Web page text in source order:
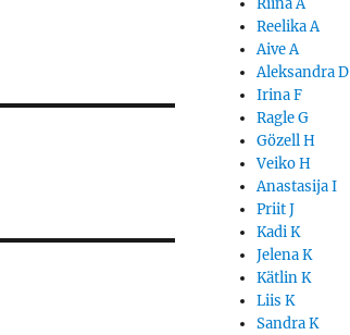
Riina A
Reelika A
Aive A
Aleksandra D
Irina F
Ragle G
Gözell H
Veiko H
Anastasija I
Priit J
Kadi K
Jelena K
Kätlin K
Liis K
Sandra K